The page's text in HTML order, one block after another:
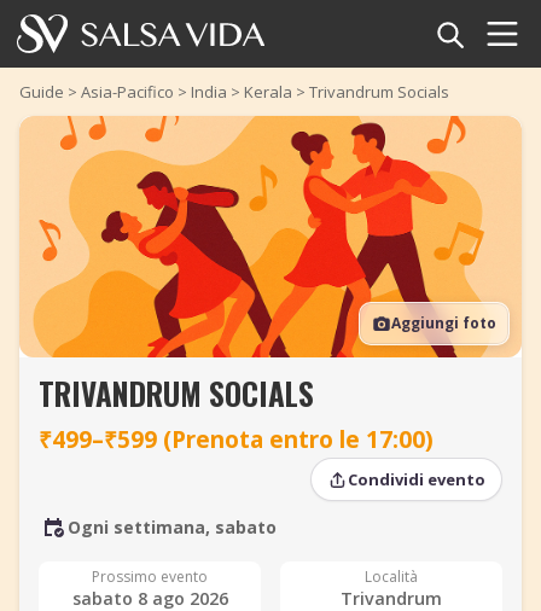
Home
Eventi
Notizie
Articoli
Video
Glossario della salsa
Negozio
Aggiungi evento
Guide > Asia-Pacifico > India > Kerala > Trivandrum Socials
Aggiungi foto
TRIVANDRUM SOCIALS
₹499–₹599 (Prenota entro le 17:00)
Condividi evento
Ogni settimana, sabato
Prossimo evento
sabato 8 ago 2026
Località
Trivandrum